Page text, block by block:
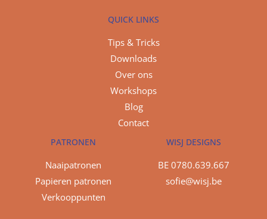
QUICK LINKS
Tips & Tricks
Downloads
Over ons
Workshops
Blog
Contact
PATRONEN
Naaipatronen
Papieren patronen
Verkooppunten
WISJ DESIGNS
BE 0780.639.667
sofie@wisj.be